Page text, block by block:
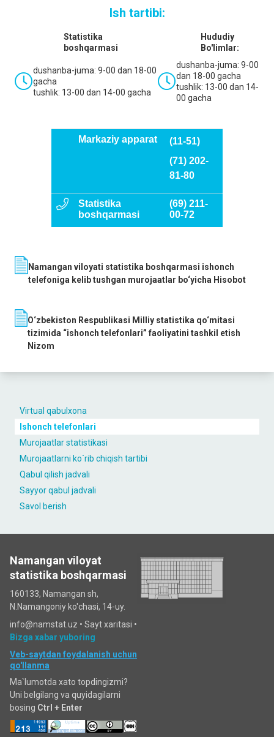
Virtual qabulxona
Ishonch telefonlari
Murojaatlar statistikasi
Murojaatlarni ko`rib chiqish tartibi
Qabul qilish jadvali
Sayyor qabul jadvali
Savol berish
Ish tartibi:
Statistika
boshqarmasi
Hududiy
Bo'limlar:
dushanba-juma: 9-00 dan 18-00
gacha
tushlik: 13-00 dan 14-00 gacha
dushanba-juma: 9-00
dan 18-00 gacha
tushlik: 13-00 dan 14-
00 gacha
Markaziy apparat
(11-51)
(71) 202-
81-80
Statistika
boshqarmasi
(69) 211-
00-72
Namangan viloyati statistika boshqarmasi ishonch
telefoniga kelib tushgan murojaatlar bo‘yicha Hisobot
O‘zbekiston Respublikasi Milliy statistika qo‘mitasi
tizimida “ishonch telefonlari” faoliyatini tashkil etish
Nizom
Namangan viloyat
statistika boshqarmasi
160133, Namangan sh,
N.Namangoniy ko'chasi, 14-uy.
info@namstat.uz • Sayt xaritasi •
Bizga xabar yuboring
Veb-saytdan foydalanish uchun
qo'llanma
Ma`lumotda xato topdingizmi?
Uni belgilang va quyidagilarni
bosing Ctrl + Enter